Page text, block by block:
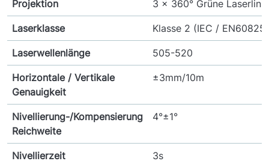
Projektion 3 x 360° Grüne
Laserklasse Klasse 2 (IEC /
Laserwellenlänge 505-520
Horizontale / Vertikale
Genauigkeit
±3mm/10m
Nivellierung-/Kompensierung
Reichweite
4°±1°
Nivellierzeit 3s